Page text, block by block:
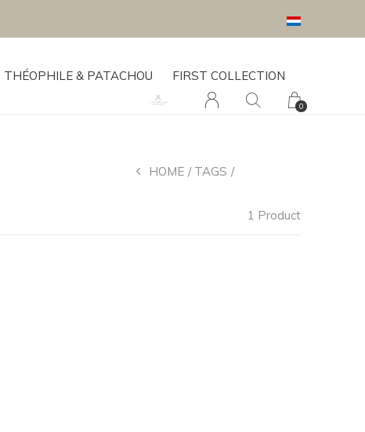
THÉOPHILE & PATACHOU FIRST COLLECTION
0
HOME TAGS
1 Product